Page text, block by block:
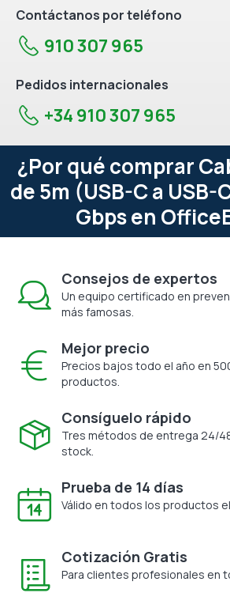
Contáctanos por teléfono
910 307 965
Pedidos internacionales
+34 910 307 965
¿Por qué comprar
de 5m (USB-C a USB-
Gbps en
Consejos de expertos
Un equipo certificado en
más famosas.
Mejor precio
Precios bajos todo el año en
productos.
Consíguelo rápido
Tres métodos de entrega 24/
stock.
Prueba de 14 días
Válido en todos los productos
Cotización Gratis
Para clientes profesionales en